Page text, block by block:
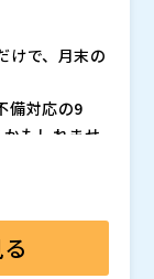
けで、月末の
備対応の9
もしれませ
取り戻しま
いる方 ●勤
できていな
申請漏れの